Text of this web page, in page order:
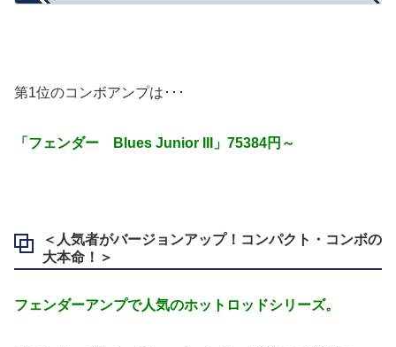
第1位のコンボアンプは･･･
「フェンダー Blues Junior III」75384円～
＜人気者がバージョンアップ！コンパクト・コンボの
大本命！＞
フェンダーアンプで人気のホットロッドシリーズ。